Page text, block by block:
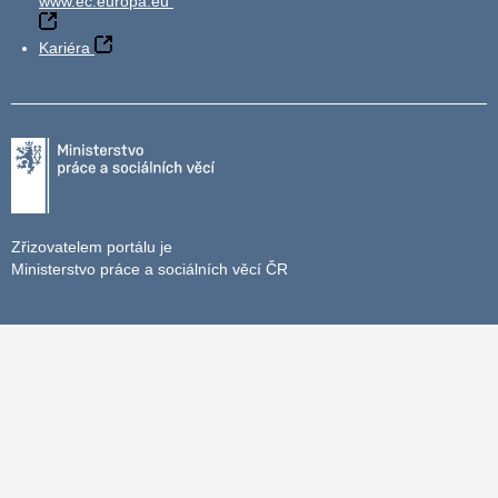
Kariéra
Zřizovatelem portálu je
Ministerstvo práce a sociálních věcí ČR